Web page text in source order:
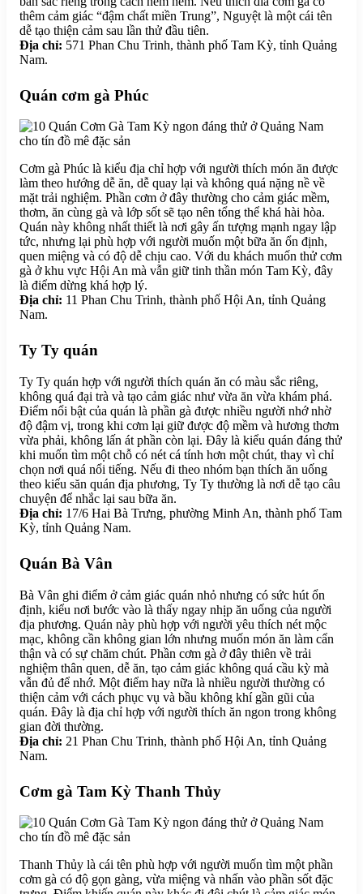
thêm cảm giác “đậm chất miền Trung”, Nguyệt là một cái tên
dễ tạo thiện cảm sau lần thử đầu tiên.
Địa chỉ: 571 Phan Chu Trinh, thành phố Tam Kỳ, tỉnh Quảng
Nam.
Quán cơm gà Phúc
Cơm gà Phúc là kiểu địa chỉ hợp với người thích món ăn được
làm theo hướng dễ ăn, dễ quay lại và không quá nặng nề về
mặt trải nghiệm. Phần cơm ở đây thường cho cảm giác mềm,
thơm, ăn cùng gà và lớp sốt sẽ tạo nên tổng thể khá hài hòa.
Quán này không nhất thiết là nơi gây ấn tượng mạnh ngay lập
tức, nhưng lại phù hợp với người muốn một bữa ăn ổn định,
quen miệng và có độ dễ chịu cao. Với du khách muốn thử cơm
gà ở khu vực Hội An mà vẫn giữ tinh thần món Tam Kỳ, đây
là điểm dừng khá hợp lý.
Địa chỉ: 11 Phan Chu Trinh, thành phố Hội An, tỉnh Quảng
Nam.
Ty Ty quán
Ty Ty quán hợp với người thích quán ăn có màu sắc riêng,
không quá đại trà và tạo cảm giác như vừa ăn vừa khám phá.
Điểm nổi bật của quán là phần gà được nhiều người nhớ nhờ
độ đậm vị, trong khi cơm lại giữ được độ mềm và hương thơm
vừa phải, không lấn át phần còn lại. Đây là kiểu quán đáng thử
khi muốn tìm một chỗ có nét cá tính hơn một chút, thay vì chỉ
chọn nơi quá nổi tiếng. Nếu đi theo nhóm bạn thích ăn uống
theo kiểu săn quán địa phương, Ty Ty thường là nơi dễ tạo câu
chuyện để nhắc lại sau bữa ăn.
Địa chỉ: 17/6 Hai Bà Trưng, phường Minh An, thành phố Tam
Kỳ, tỉnh Quảng Nam.
Quán Bà Vân
Bà Vân ghi điểm ở cảm giác quán nhỏ nhưng có sức hút ổn
định, kiểu nơi bước vào là thấy ngay nhịp ăn uống của người
địa phương. Quán này phù hợp với người yêu thích nét mộc
mạc, không cần không gian lớn nhưng muốn món ăn làm cẩn
thận và có sự chăm chút. Phần cơm gà ở đây thiên về trải
nghiệm thân quen, dễ ăn, tạo cảm giác không quá cầu kỳ mà
vẫn đủ để nhớ. Một điểm hay nữa là nhiều người thường có
thiện cảm với cách phục vụ và bầu không khí gần gũi của
quán. Đây là địa chỉ hợp với người thích ăn ngon trong không
gian đời thường.
Địa chỉ: 21 Phan Chu Trinh, thành phố Hội An, tỉnh Quảng
Nam.
Cơm gà Tam Kỳ Thanh Thủy
Thanh Thủy là cái tên phù hợp với người muốn tìm một phần
cơm gà có độ gọn gàng, vừa miệng và nhấn vào phần sốt đặc